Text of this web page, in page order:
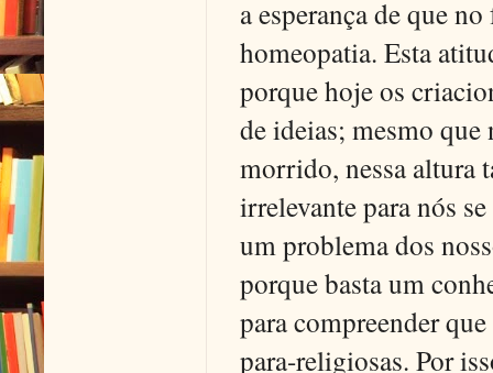
a esperança de que
homeopatia. Esta
porque hoje os
de ideias; mesmo que
morrido, nessa altura
irrelevante para nós
um problema dos
porque basta um
para compreender
para-religiosas. Por